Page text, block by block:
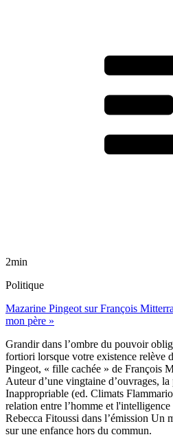
2min
Politique
Mazarine Pingeot sur François
mon père »
Grandir dans l’ombre du pouvoir
fortiori lorsque votre existence relève
Pingeot, « fille cachée » de François
Auteur d’une vingtaine d’ouvrages,
Inappropriable (ed. Climats
relation entre l’homme et
Rebecca Fitoussi dans l’émission Un
sur une enfance hors du commun.